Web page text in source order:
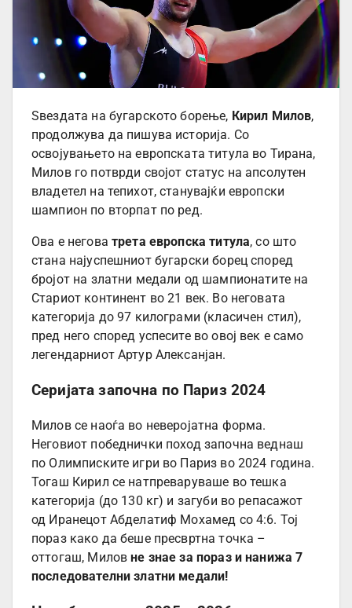
Ѕвездата на бугарското борење, Кирил Милов,
продолжува да пишува историја. Со
освојувањето на европската титула во Тирана,
Милов го потврди својот статус на апсолутен
владетел на тепихот, станувајќи европски
шампион по вторпат по ред.
Ова е негова трета европска титула, со што
стана најуспешниот бугарски борец според
бројот на златни медали од шампионатите на
Стариот континент во 21 век. Во неговата
категорија до 97 килограми (класичен стил),
пред него според успесите во овој век е само
легендарниот Артур Алексанјан.
Серијата започна по Париз 2024
Милов се наоѓа во неверојатна форма.
Неговиот победнички поход започна веднаш
по Олимписките игри во Париз во 2024 година.
Тогаш Кирил се натпреваруваше во тешка
категорија (до 130 кг) и загуби во репасажот
од Иранецот Абделатиф Мохамед со 4:6. Тој
пораз како да беше пресвртна точка –
оттогаш, Миловне знае за пораз и нанижа 7
последователни златни медали!